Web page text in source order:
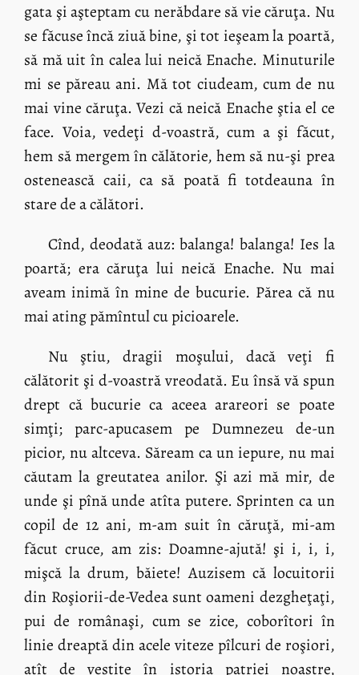
gata şi aşteptam cu nerăbdare să vie căruţa. Nu
se făcuse încă ziuă bine, şi tot ieşeam la poartă,
să mă uit în calea lui neică Enache. Minuturile
mi se păreau ani. Mă tot ciudeam, cum de nu
mai vine căruţa. Vezi că neică Enache ştia el ce
face. Voia, vedeţi d-voastră, cum a şi făcut,
hem să mergem în călătorie, hem să nu-şi prea
ostenească caii, ca să poată fi totdeauna în
stare de a călători.
Cînd, deodată auz: balanga! balanga! Ies la
poartă; era căruţa lui neică Enache. Nu mai
aveam inimă în mine de bucurie. Părea că nu
mai ating pămîntul cu picioarele.
Nu ştiu, dragii moşului, dacă veţi fi
călătorit şi d-voastră vreodată. Eu însă vă spun
drept că bucurie ca aceea arareori se poate
simţi; parc-apucasem pe Dumnezeu de-un
picior, nu altceva. Săream ca un iepure, nu mai
căutam la greutatea anilor. Şi azi mă mir, de
unde şi pînă unde atîta putere. Sprinten ca un
copil de 12 ani, m-am suit în căruţă, mi-am
făcut cruce, am zis: Doamne-ajută! şi i, i, i,
mişcă la drum, băiete! Auzisem că locuitorii
din Roşiorii-de-Vedea sunt oameni dezgheţaţi,
pui de românaşi, cum se zice, coborîtori în
linie dreaptă din acele viteze pîlcuri de roşiori,
atît de vestite în istoria patriei noastre,